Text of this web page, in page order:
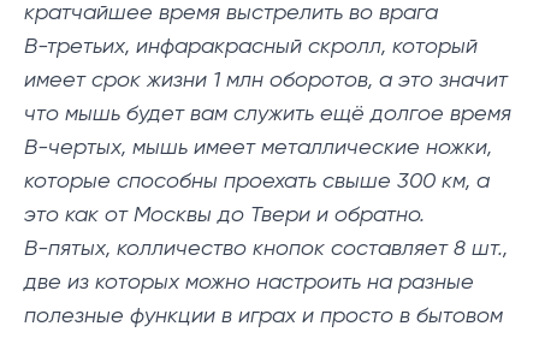
кратчайшее время выстрелить во врага
В-третьих, инфаракрасный скролл, который
имеет срок жизни 1 млн оборотов, а это значит
что мышь будет вам служить ещё долгое время
В-чертых, мышь имеет металлические ножки,
которые способны проехать свыше 300 км, а
это как от Москвы до Твери и обратно.
В-пятых, колличество кнопок составляет 8 шт.,
две из которых можно настроить на разные
полезные функции в играх и просто в бытовом